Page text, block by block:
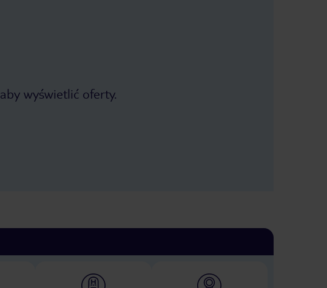
wyświetlić oferty.